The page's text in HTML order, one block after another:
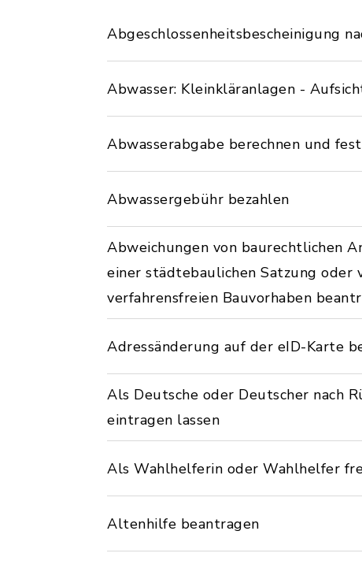
Abgeschlossenheitsbescheinigung
Abwasser: Kleinkläranlagen -
Abwasserabgabe berechnen und
Abwassergebühr bezahlen
Abweichungen von baurechtlichen
einer städtebaulichen Satzung oder
verfahrensfreien Bauvorhaben
Adressänderung auf der eID-Karte
Als Deutsche oder Deutscher nach
eintragen lassen
Als Wahlhelferin oder Wahlhelfer
Altenhilfe beantragen